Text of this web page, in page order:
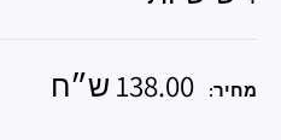
מחיר: מחיר
138.00 ש״ח